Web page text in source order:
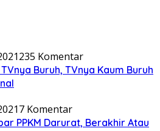
235 Komentar
Buruh, TVnya Kaum Buruh
7 Komentar
PPKM Darurat, Berakhir Atau